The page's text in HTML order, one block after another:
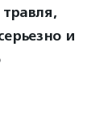
травля,
и